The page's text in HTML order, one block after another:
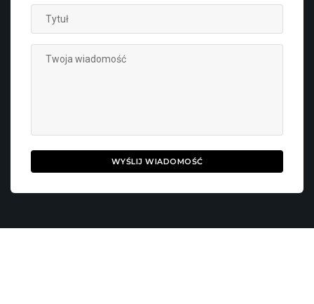
WYŚLIJ WIADOMOŚĆ